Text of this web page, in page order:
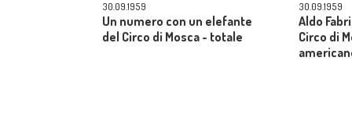
30.09.1959
Un numero con un elefante
del Circo di Mosca - totale
30.09.1959
Aldo
Circo di